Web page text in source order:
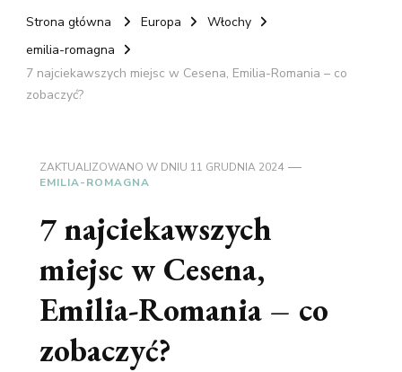
Strona główna Europa
Włochy
emilia-romagna
7 najciekawszych miejsc w Cesena, Emilia-Romania – co
zobaczyć?
ZAKTUALIZOWANO W DNIU 11 GRUDNIA 2024
EMILIA-ROMAGNA
7 najciekawszych
miejsc w Cesena,
Emilia-Romania – co
zobaczyć?